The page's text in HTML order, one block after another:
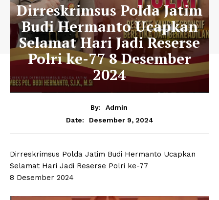
Dirreskrimsus Polda Jatim
Budi Hermanto Ucapkan
Selamat Hari Jadi Reserse
Polri ke-77 8 Desember
2024
By:
Admin
Date:
Desember 9, 2024
Dirreskrimsus Polda Jatim Budi Hermanto Ucapkan
Selamat Hari Jadi Reserse Polri ke-77
8 Desember 2024